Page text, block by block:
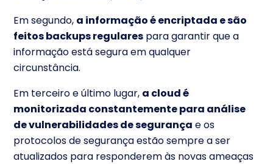
Em segundo, a informação é encriptada e são
feitos backups regulares para garantir que a
informação está segura em qualquer
circunstância.
Em terceiro e último lugar, a cloud é
monitorizada constantemente para análise
de vulnerabilidades de segurança e os
protocolos de segurança estão sempre a ser
atualizados para responderem às novas ameaças